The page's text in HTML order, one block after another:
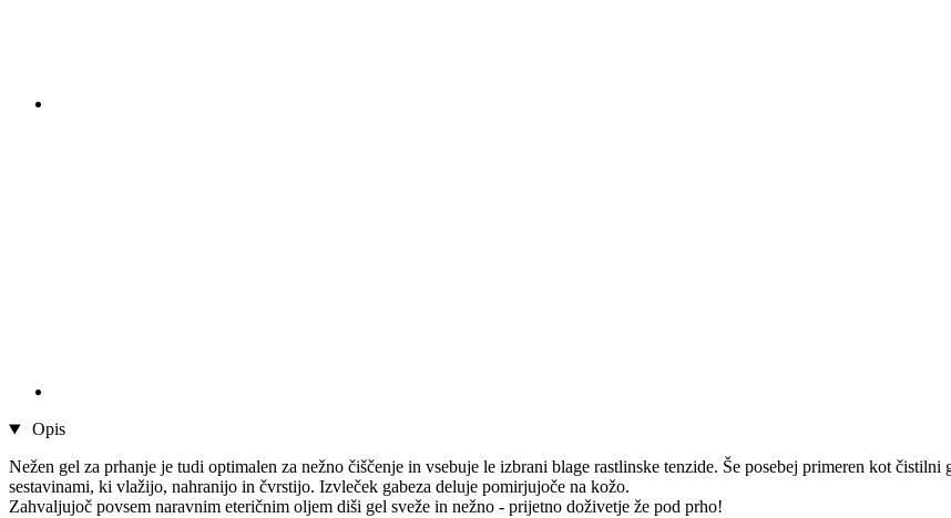
Opis
Nežen gel za prhanje je tudi optimalen za nežno čiščenje in vsebuje le izbrani blage rastlinske tenzide. Še posebej primeren kot
sestavinami, ki vlažijo, nahranijo in čvrstijo. Izvleček gabeza deluje pomirjujoče na kožo.
Zahvaljujoč povsem naravnim eteričnim oljem diši gel sveže in nežno - prijetno doživetje že pod prho!